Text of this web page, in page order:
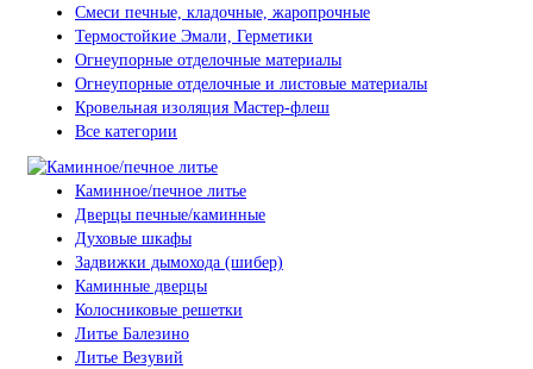
Смеси печные, кладочные, жаропрочные
Термостойкие Эмали, Герметики
Огнеупорные отделочные материалы
Огнеупорные отделочные и листовые материалы
Кровельная изоляция Мастер-флеш
Все категории
Каминное/печное литье
Дверцы печные/каминные
Духовые шкафы
Задвижки дымохода (шибер)
Каминные дверцы
Колосниковые решетки
Литье Балезино
Литье Везувий